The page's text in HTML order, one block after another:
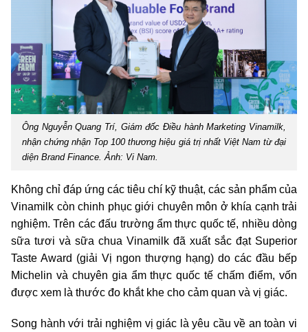
Ông Nguyễn Quang Trí, Giám đốc Điều hành Marketing Vinamilk,
nhận chứng nhận Top 100 thương hiệu giá trị nhất Việt Nam từ đại
diện Brand Finance. Ảnh: Vi Nam.
Không chỉ đáp ứng các tiêu chí kỹ thuật, các sản phẩm của
Vinamilk còn chinh phục giới chuyên môn ở khía cạnh trải
nghiệm. Trên các đấu trường ẩm thực quốc tế, nhiều dòng
sữa tươi và sữa chua Vinamilk đã xuất sắc đạt Superior
Taste Award (giải Vị ngon thượng hạng) do các đầu bếp
Michelin và chuyên gia ẩm thực quốc tế chấm điểm, vốn
được xem là thước đo khắt khe cho cảm quan và vị giác.
Song hành với trải nghiệm vị giác là yêu cầu về an toàn vi